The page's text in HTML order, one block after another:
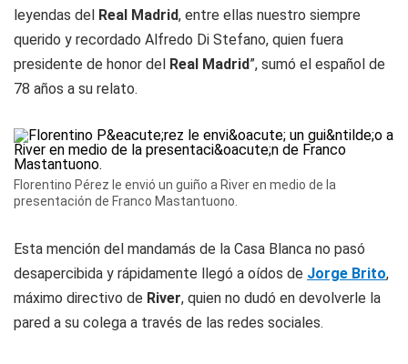
leyendas del Real Madrid, entre ellas nuestro siempre
querido y recordado Alfredo Di Stefano, quien fuera
presidente de honor del Real Madrid”, sumó el español de
78 años a su relato.
Florentino Pérez le envió un guiño a River en medio de la
presentación de Franco Mastantuono.
Esta mención del mandamás de la Casa Blanca no pasó
desapercibida y rápidamente llegó a oídos de Jorge Brito,
máximo directivo de River, quien no dudó en devolverle la
pared a su colega a través de las redes sociales.